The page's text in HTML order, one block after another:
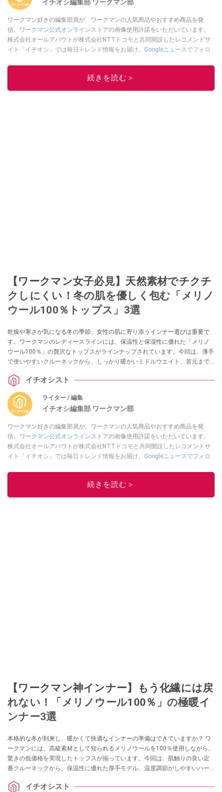
イチオシ編集部 ワークマン部
ワークマン好きの編集部員が、ワークマンの人気商品やおすすめ商品を発
信。 ワークマン公式オンラインストアの画像使用許諾をいただいています。
株式会社オールアバウトが株式会社NTTドコモと共同開設したレコメンドサ
イト「イチオシ」では毎日トレンド情報をお届け。 Googleニュースでフォロ
このイチオシストの他の記事を読む
続きを読む＞
【ワークマン女子必見】天然素材でチクチ
クしにくい！冬の肌を優しく包む「メリノ
ウール100％トップス」3選
乾燥や寒さが気になる冬の季節、女性の肌に寄り添うインナー選びは重要で
す。ワークマンのレディースラインには、保温性と保湿性に優れた「メリノ
ウール100％」の贅沢なトップスがラインナップされています。今回は、薄手
で使いやすいクルーネックから、しっかり暖かいミドルウエイト、首元まで
イチオシスト
ライター / 編集
イチオシ編集部 ワークマン部
ワークマン好きの編集部員が、ワークマンの人気商品やおすすめ商品を発
信。 ワークマン公式オンラインストアの画像使用許諾をいただいています。
株式会社オールアバウトが株式会社NTTドコモと共同開設したレコメンドサ
イト「イチオシ」では毎日トレンド情報をお届け。 Googleニュースでフォロ
このイチオシストの他の記事を読む
続きを読む＞
【ワークマン神インナー】もう化繊には戻
れない！「メリノウール100％」の極暖イ
ンナー3選
本格的な冬が到来し、暖かくて快適なインナーの準備はできていますか？ ワ
ークマンには、高級素材として知られるメリノウールを100％使用しながら、
驚きの低価格を実現したトップスが揃っています。今回は、肌触りの良い定
番クルーネックから、保温性に優れた厚手モデル、温度調節がしやすいハー
イチオシスト